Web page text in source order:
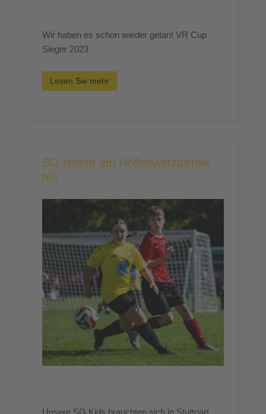
Wir haben es schon wieder getan! VR Cup
Sieger 2023
Lesen Sie mehr
SG nimmt am Höfleswetzturnier
teil